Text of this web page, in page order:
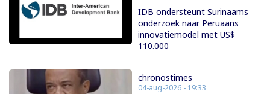
IDB ondersteunt Surinaams
onderzoek naar Peruaans
innovatiemodel met US$
110.000
chronostimes
04-aug-2026 - 19:33